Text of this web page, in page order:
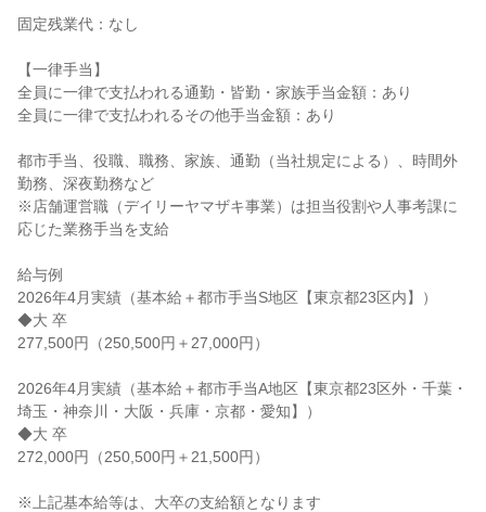
固定残業代：なし
【一律手当】
全員に一律で支払われる通勤・皆勤・家族手当金額：あり
全員に一律で支払われるその他手当金額：あり
都市手当、役職、職務、家族、通勤（当社規定による）、時間外
勤務、深夜勤務など
※店舗運営職（デイリーヤマザキ事業）は担当役割や人事考課に
応じた業務手当を支給
給与例
2026年4月実績（基本給＋都市手当S地区【東京都23区内】）
◆大 卒
277,500円（250,500円＋27,000円）
2026年4月実績（基本給＋都市手当A地区【東京都23区外・千葉・
埼玉・神奈川・大阪・兵庫・京都・愛知】）
◆大 卒
272,000円（250,500円＋21,500円）
※上記基本給等は、大卒の支給額となります